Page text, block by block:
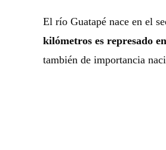
El río Guatapé nace en el
kilómetros es represado
también de importancia